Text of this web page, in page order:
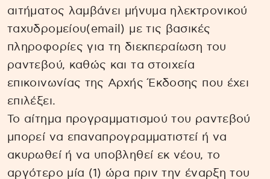
αιτήματος λαμβάνει μήνυμα ηλεκτρονικού
ταχυδρομείου(email) με τις βασικές
πληροφορίες για τη διεκπεραίωση του
ραντεβού, καθώς και τα στοιχεία
επικοινωνίας της Αρχής Έκδοσης που έχει
επιλέξει.
Το αίτημα προγραμματισμού του ραντεβού
μπορεί να επαναπρογραμματιστεί ή να
ακυρωθεί ή να υποβληθεί εκ νέου, το
αργότερο μία (1) ώρα πριν την έναρξη του